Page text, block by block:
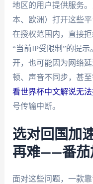
地区的用户提供服务
本、欧洲）打开这些
在授权范围内，直接
“当前IP受限制”的提
开，也可能因为网络
顿、声音不同步，甚
看世界杯中文解说无
号传输中断。
选对回国加
再难——番茄
面对这些问题，一款